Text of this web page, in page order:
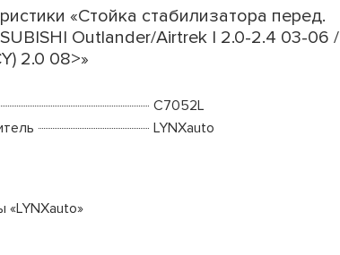
«Стойка стабилизатора перед.
Outlander/Airtrek I 2.0-2.4 03-06 /
2.0 08>»
C7052L
LYNXauto
«LYNXauto»